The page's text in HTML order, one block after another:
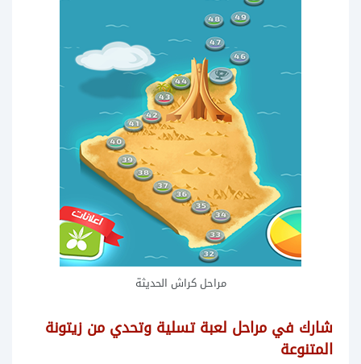
مراحل كراش الحديثة
شارك في مراحل لعبة تسلية وتحدي من زيتونة
المتنوعة